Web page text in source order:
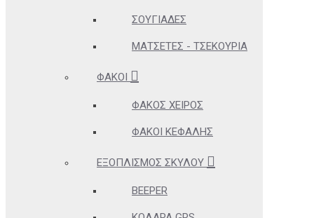
ΣΟΥΓΙΆΔΕΣ
ΜΑΤΣΈΤΕΣ - ΤΣΕΚΟΎΡΙΑ
ΦΑΚΟΊ
ΦΑΚΌΣ ΧΕΙΡΌΣ
ΦΑΚΟΊ ΚΕΦΑΛΉΣ
ΕΞΟΠΛΙΣΜΌΣ ΣΚΎΛΟΥ
BEEPER